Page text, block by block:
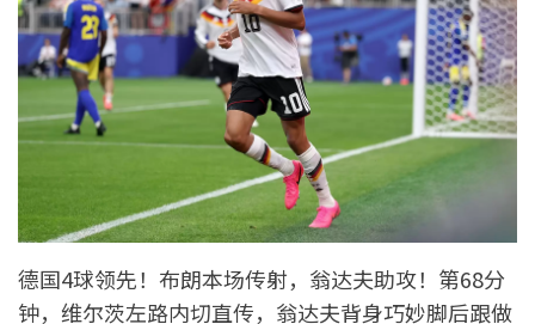
德国4球领先！布朗本场传射，翁达夫助攻！第68分
钟，维尔茨左路内切直传，翁达夫背身巧妙脚后跟做